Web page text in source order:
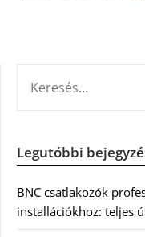
Legutóbbi
BNC csatlakozók
installációkhoz: teljes